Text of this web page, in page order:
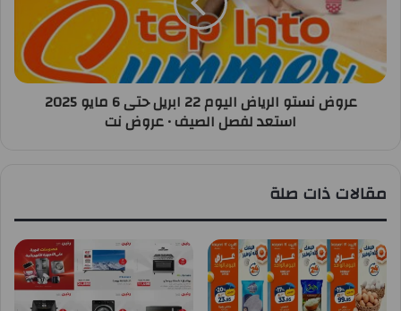
عروض نستو الرياض اليوم 22 ابريل حتى 6 مايو 2025
استعد لفصل الصيف • عروض نت
مقالات ذات صلة